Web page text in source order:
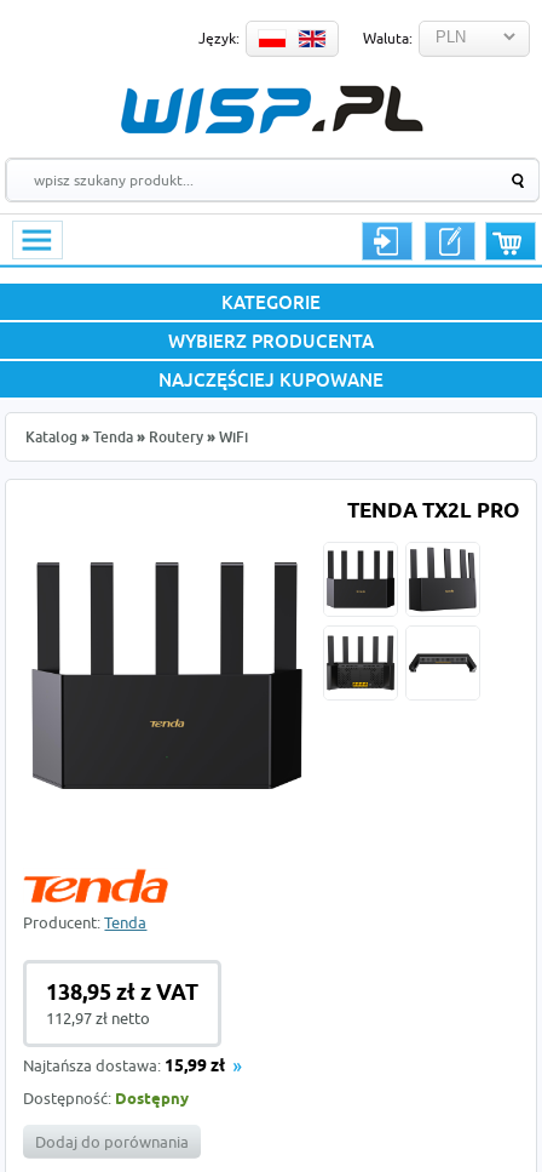
Język: Waluta:
KATEGORIE
WYBIERZ PRODUCENTA
NAJCZĘŚCIEJ KUPOWANE
Katalog » Tenda » Routery » WiFi
TENDA TX2L PRO
Producent:Tenda
138,95 zł z VAT
112,97 zł netto
Najtańsza dostawa: 15,99 zł
Dostępność: Dostępny
Dodaj do porównania